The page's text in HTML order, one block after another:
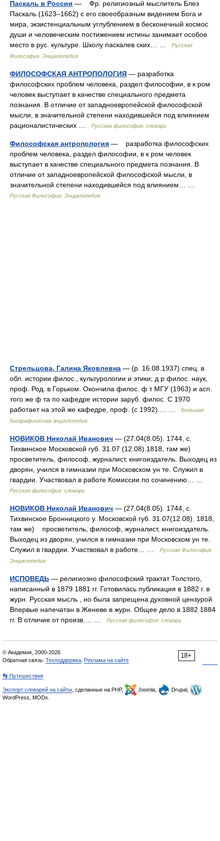
Паскаль в России — Фр. религиозный мыслитель Блез
Паскаль (1623–1662) с его своеобразным видением Бога и
мира, экзистенциальным углублением в бесконечный космос
души и человеческим постижением истины занимает особое
место в рус. культуре. Школу паскалев ских… …
Русская
Философия. Энциклопедия
ФИЛОСОФСКАЯ АНТРОПОЛОГИЯ — разработка
философских проблем человека, раздел философии, в к ром
человек выступает в качестве специального предмета
познания. В отличие от западноевропейской философской
мысли, в значительной степени находившейся под влиянием
рационалистических …
Русская философия: словарь
Философская антропология — разработка философских
проблем человека, раздел философии, в к ром человек
выступает в качестве специального предмета познания. В
отличие от западноевропейской философской мысли, в
значительной степени находившейся под влиянием… …
Русская Философия. Энциклопедия
Стрельцова, Галина Яковлевна — (р. 16.08.1937) спец. в
обл. истории филос., культурологии и этики; д р филос. наук,
проф. Род. в Горьком. Окончила филос. ф т МГУ (1963) и асп.
того же ф та по кафедре истории заруб. филос. С 1970
работает на этой же кафедре, проф. (с 1992).… …
Большая
биографическая энциклопедия
НОВИКОВ Николай Иванович — (27.04(8.05). 1744, с.
Тихвинское Московской губ. 31.07 (12.08).1818, там же)
просветитель, философ, журналист, книгоиздатель. Выходец из
дворян, учился в гимназии при Московском ун те. Служил в
гвардии. Участвовал в работе Комиссии по сочинению… …
Русская философия: словарь
НОВИКОВ Николай Иванович — (27.04(8.05). 1744, с.
Тихвинское Бронницкого у. Московской губ. 31.07(12.08). 1818,
там же) просветитель, философ, журналист, книгоиздатель.
Выходец из дворян, учился в гимназии при Московском ун те.
Служил в гвардии. Участвовал в работе… …
Русская Философия.
Энциклопедия
ИСПОВЕДЬ — религиозно философский трактат Толстого,
написанный в 1879 1881 гг. Готовилась публикация в 1882 г. в
журн. Русская мысль , но была запрещена духовной цензурой.
Впервые напечатан в Женеве в журн. Общее дело в 1882 1884
гг. В отличие от произв.… …
Русская философия: словарь
18+
© Академик, 2000-2026
Обратная связь: Техподдержка Реклама на сайте
👣 Путешествия
Экспорт словарей на сайты , сделанные на PHP, Joomla,
Drupal,
WordPress, MODx.